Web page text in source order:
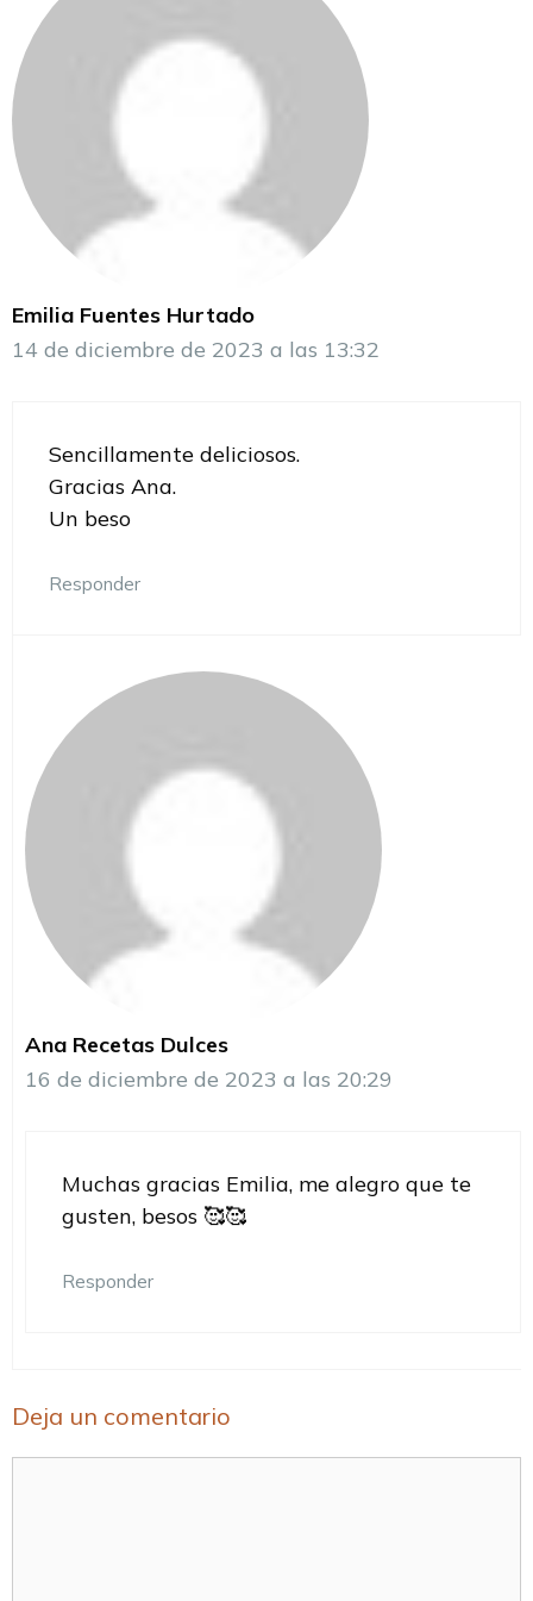
Emilia Fuentes Hurtado
14 de diciembre de 2023 a las 13:32
Sencillamente deliciosos.
Gracias Ana.
Un beso
Responder
Ana Recetas Dulces
16 de diciembre de 2023 a las 20:29
Muchas gracias Emilia, me alegro que te
gusten, besos 🥰🥰
Responder
Deja un comentario